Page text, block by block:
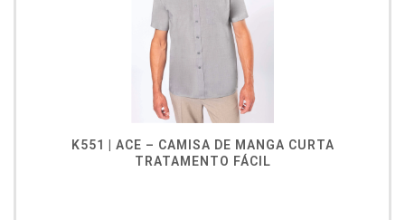
K551 | ACE – CAMISA DE MANGA CURTA
TRATAMENTO FÁCIL